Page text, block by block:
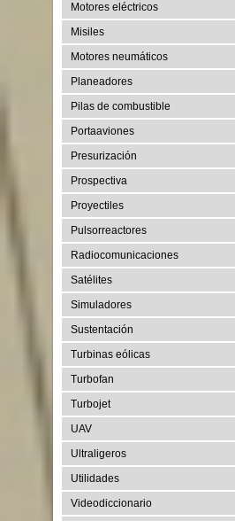
Motores eléctricos
Misiles
Motores neumáticos
Planeadores
Pilas de combustible
Portaaviones
Presurización
Prospectiva
Proyectiles
Pulsorreactores
Radiocomunicaciones
Satélites
Simuladores
Sustentación
Turbinas eólicas
Turbofan
Turbojet
UAV
Ultraligeros
Utilidades
Videodiccionario